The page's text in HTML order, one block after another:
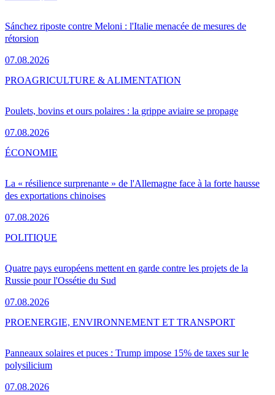
Sánchez riposte contre Meloni : l'Italie menacée de mesures de
rétorsion
07.08.2026
Poulets, bovins et ours polaires : la grippe aviaire se propage
07.08.2026
PROAGRICULTURE & ALIMENTATION
La « résilience surprenante » de l'Allemagne face à la forte hausse
des exportations chinoises
07.08.2026
ÉCONOMIE
Quatre pays européens mettent en garde contre les projets de la
Russie pour l'Ossétie du Sud
07.08.2026
POLITIQUE
Panneaux solaires et puces : Trump impose 15% de taxes sur le
polysilicium
07.08.2026
PROENERGIE, ENVIRONNEMENT ET TRANSPORT